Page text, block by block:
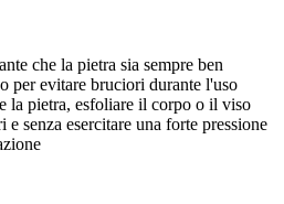
che la pietra sia sempre ben
per evitare bruciori durante l'uso
la pietra, esfoliare il corpo o il viso
senza esercitare una forte pressione